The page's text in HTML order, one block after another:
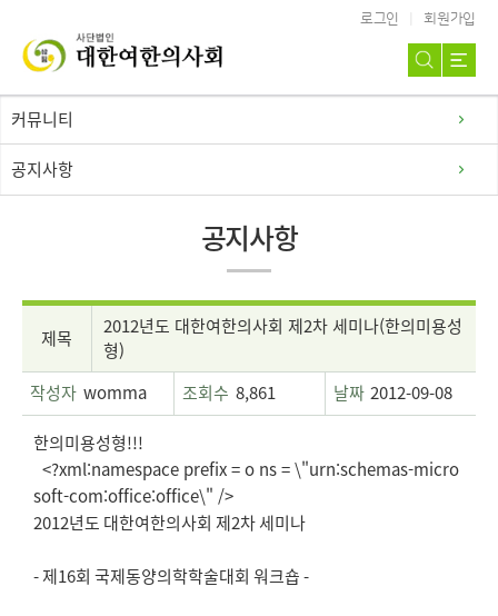
로그인 회원가입
커뮤니티
공지사항
공지사항
제목
2012년도 대한여한의사회 제2차 세미나(한의미용성
형)
작성자 womma 조회수 8,861 날짜 2012-09-08
한의미용성형!!!
<?xml:namespace prefix = o ns = \"urn:schemas-micro
soft-com:office:office\" />
2012년도 대한여한의사회 제2차 세미나
- 제16회 국제동양의학학술대회 워크숍 -